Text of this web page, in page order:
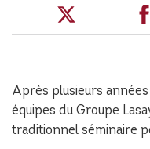
Après plusieurs
équipes du Groupe
traditionnel séminaire